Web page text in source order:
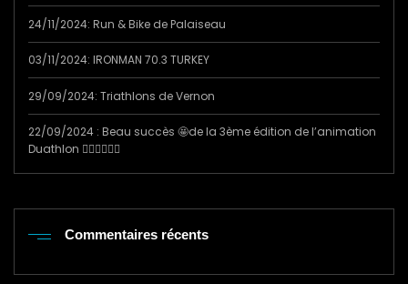
24/11/2024: Run & Bike de Palaiseau
03/11/2024: IRONMAN 70.3 TURKEY
29/09/2024: Triathlons de Vernon
22/09/2024 : Beau succès 🤩de la 3ème édition de l’animation
Duathlon 🏃‍♂️🚴‍♀️🏃‍♂️
Commentaires récents